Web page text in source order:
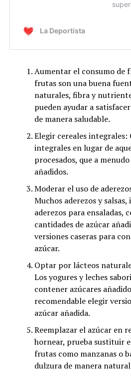
Aumentar el consumo de
frutas son una buena
naturales, fibra y
pueden ayudar a
de manera saludable.
Elegir cereales
integrales en lugar de
procesados, que a
añadidos.
Moderar el uso de
Muchos aderezos y
aderezos para ensaladas,
cantidades de azúcar
versiones caseras para
azúcar.
Optar por lácteos
Los yogures y leches
contener azúcares
recomendable elegir
azúcar añadida.
Reemplazar el azúcar en
hornear, prueba sustituir
frutas como manzanas o
dulzura de manera